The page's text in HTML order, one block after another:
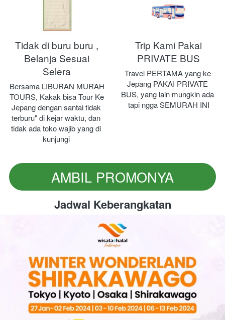
Tidak di buru buru ,
Belanja Sesuai
Selera
Bersama LIBURAN MURAH
TOURS, Kakak bisa Tour Ke
Jepang dengan santai tidak
terburu" di kejar waktu, dan
tidak ada toko wajib yang di
kunjungi
Trip Kami Pakai
PRIVATE BUS
Travel PERTAMA yang ke
Jepang PAKAI PRIVATE
BUS, yang lain mungkin ada
tapi ngga SEMURAH INI
`
AMBIL PROMONYA
Jadwal Keberangkatan